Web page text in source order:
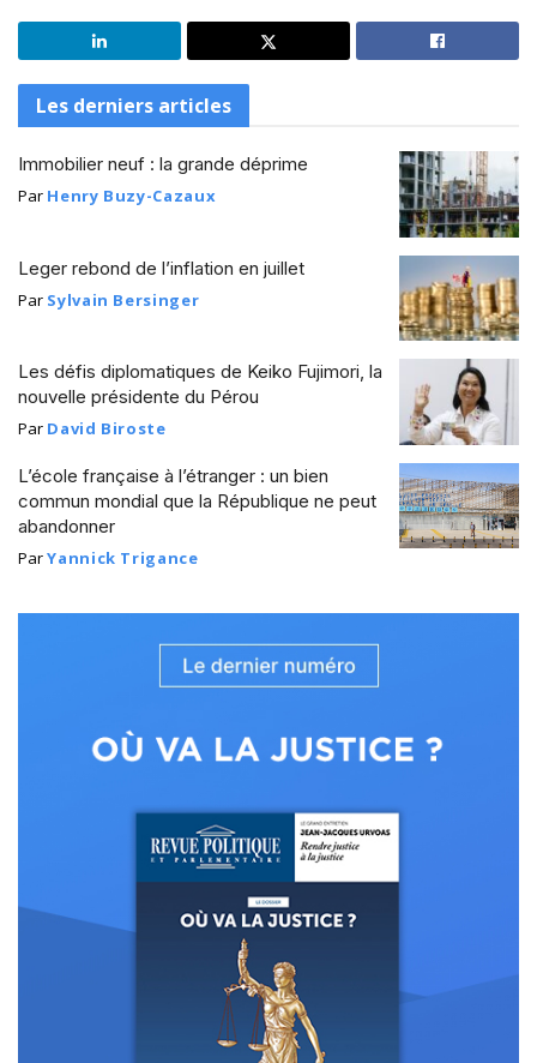
Les derniers articles
Immobilier neuf : la grande déprime
Par Henry Buzy-Cazaux
Leger rebond de l’inflation en juillet
Par Sylvain Bersinger
Les défis diplomatiques de Keiko Fujimori, la
nouvelle présidente du Pérou
Par David Biroste
L’école française à l’étranger : un bien
commun mondial que la République ne peut
abandonner
ParYannick Trigance